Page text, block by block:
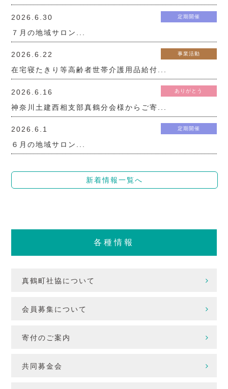
2026.6.30 定期開催
７月の地域サロン...
2026.6.22 事業活動
在宅寝たきり等高齢者世帯介護用品給付...
2026.6.16 ありがとう
神奈川土建西相支部真鶴分会様からご寄...
2026.6.1 定期開催
６月の地域サロン...
新着情報一覧へ
各種情報
真鶴町社協について
会員募集について
寄付のご案内
共同募金会